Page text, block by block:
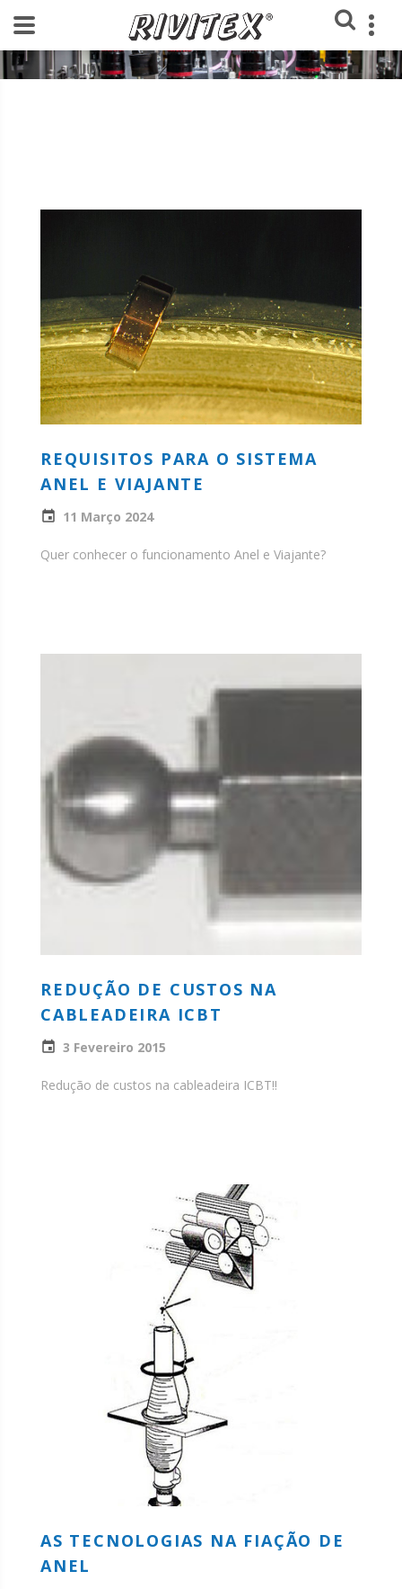
Home Blog Rivitex
REQUISITOS PARA O SISTEMA
ANEL E VIAJANTE
11 Março 2024
Quer conhecer o funcionamento Anel e Viajante?
REDUÇÃO DE CUSTOS NA
CABLEADEIRA ICBT
3 Fevereiro 2015
Redução de custos na cableadeira ICBT!!
AS TECNOLOGIAS NA FIAÇÃO DE
ANEL